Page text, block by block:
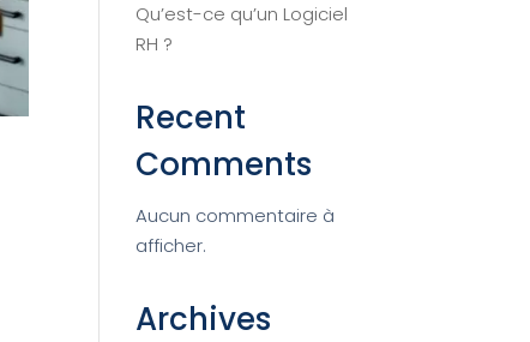
Qu’est-ce qu’un Logiciel
RH ?
Recent
Comments
Aucun commentaire à
afficher.
Archives